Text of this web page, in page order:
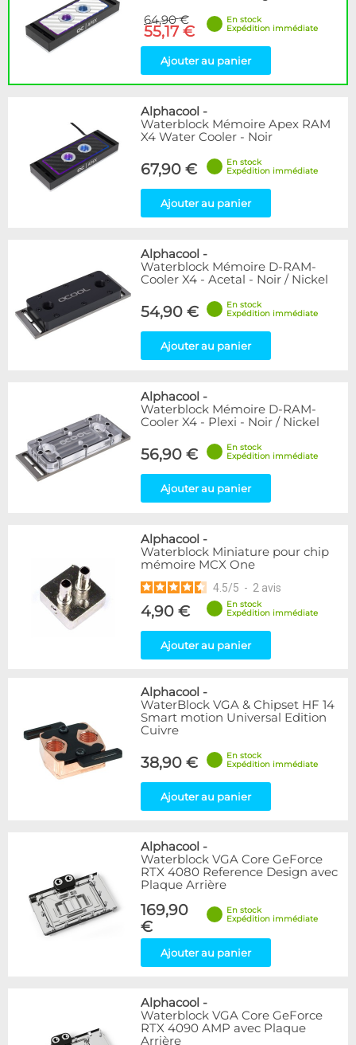
64,90 €
55,17 €
En stock
Expédition immédiate
Ajouter au panier
Alphacool -
Waterblock Mémoire Apex RAM
X4 Water Cooler - Noir
67,90 €
En stock
Expédition immédiate
Ajouter au panier
Alphacool -
Waterblock Mémoire D-RAM-
Cooler X4 - Acetal - Noir / Nickel
54,90 €
En stock
Expédition immédiate
Ajouter au panier
Alphacool -
Waterblock Mémoire D-RAM-
Cooler X4 - Plexi - Noir / Nickel
56,90 €
En stock
Expédition immédiate
Ajouter au panier
Alphacool -
Waterblock Miniature pour chip
mémoire MCX One
4.5/5 - 2 avis
4,90 €
En stock
Expédition immédiate
Ajouter au panier
Alphacool -
WaterBlock VGA & Chipset HF 14
Smart motion Universal Edition
Cuivre
38,90 €
En stock
Expédition immédiate
Ajouter au panier
Alphacool -
Waterblock VGA Core GeForce
RTX 4080 Reference Design avec
Plaque Arrière
169,90
€
En stock
Expédition immédiate
Ajouter au panier
Alphacool -
Waterblock VGA Core GeForce
RTX 4090 AMP avec Plaque
Arrière